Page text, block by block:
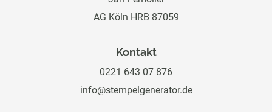
AG Köln HRB 87059
Kontakt
0221 643 07 876
info@stempelgenerator.de